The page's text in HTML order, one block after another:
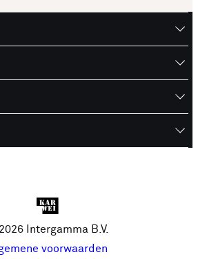
Intergamma B.V.
voorwaarden